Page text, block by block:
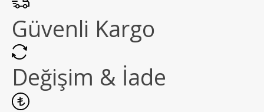
Güvenli Kargo
Değişim & İade